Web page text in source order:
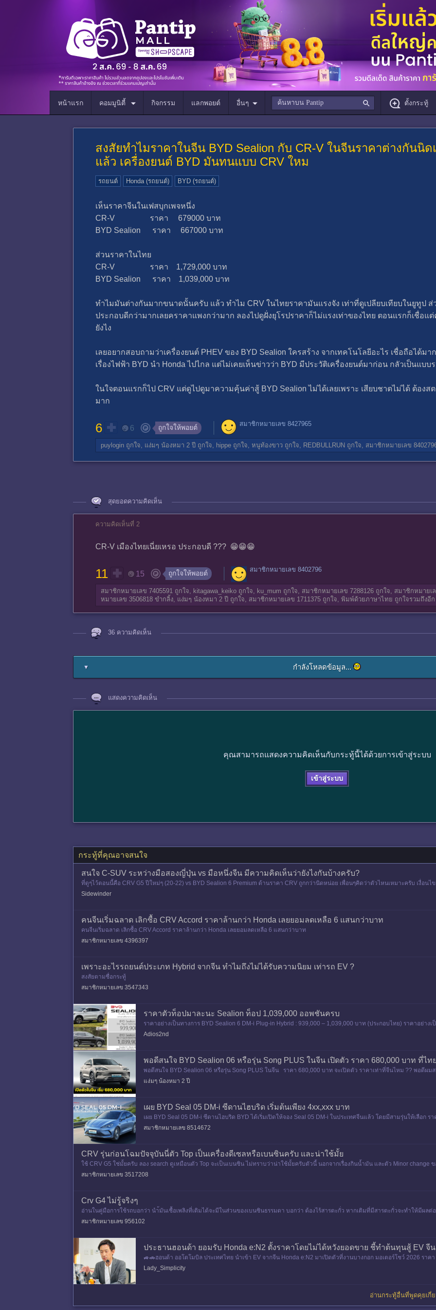
หน้าแรก คอมมูนิตี้ กิจกรรม แลกพอยต์ อื่นๆ ตั้งกระทู้
สงสัยทำไมราคาในจีน BYD Sealion กับ CR-V ในจีนราคาต่างกันนิ
แล้ว เครื่องยนต์ BYD มันทนแบบ CRV ใหม
รถยนต์ Honda (รถยนต์) BYD (รถยนต์)
เห็นราคาจีนในเฟสบุกเพจหนึ่ง
CR-V ราคา 679000 บาท
BYD Sealion ราคา 667000 บาท
ส่วนราคาในไทย
CR-V ราคา 1,729,000 บาท
BYD Sealion ราคา 1,039,000 บาท
ทำไมมันต่างกันมากขนาดนั้นครับ แล้ว ทำไม CRV ในไทยราคามันแรงจัง เท่าที่ดูเปลียบเทียบในยูทูป
ประกอบดีกว่ามากเลยคราคาแพงกว่ามาก ลองไปดูฝั่งยุโรปราคาก็ไม่แรงเท่าของไทย ตอนแรกก็เชื่อแ
ยังไง
เลยอยากสอบถามว่าเครื่องยนต์ PHEV ของ BYD Sealion ใครสร้าง จากเทคโนโลยีอะไร เชื่อถือได้ม
เรื่องไฟฟ้า BYD นำ Honda ไปไกล แต่ไม่เคยเห็นข่าวว่า BYD มีประวัติเครื่องยนต์มาก่อน กลัวเป็นแบ
ในใจตอนแรกก็ไป CRV แต่ดูไปดูมาความคุ้นค่าสู้ BYD Sealion ไม่ได้เลยเพราะ เสียบชาตไม่ได้ ต้อง
มาก
6 6 ถูกใจให้พอยต์ สมาชิกหมายเลข 8427965
puylogin ถูกใจ, แง่มๆ น้องหมา 2 ปี ถูกใจ, hippe ถูกใจ, หนูท้องขาว ถูกใจ, REDBULLRUN ถูกใจ, สมาชิกหมายเลข
สุดยอดความคิดเห็น
ความคิดเห็นที่ 2
CR-V เมืองไทยเนี่ยเหรอ ประกอบดี ??? 😁😁😁
11 15 ถูกใจให้พอยต์ สมาชิกหมายเลข 8402796
สมาชิกหมายเลข 7405591 ถูกใจ, kitagawa_keiko ถูกใจ, ku_mum ถูกใจ, สมาชิกหมายเลข 7288126 ถูกใจ, สมาชิกหมายเ
หมายเลข 3506818 ขำกลิ้ง, แง่มๆ น้องหมา 2 ปี ถูกใจ, สมาชิกหมายเลข 1711375 ถูกใจ, พิมพ์ด้วยภาษาไทย ถูกใจรวมถึงอี
36 ความคิดเห็น
▼ กำลังโหลดข้อมูล...
แสดงความคิดเห็น
คุณสามารถแสดงความคิดเห็นกับกระทู้นี้ได้ด้วยการเข้าสู่ระบบ
เข้าสู่ระบบ
กระทู้ที่คุณอาจสนใจ
สนใจ C-SUV ระหว่างมือสองญี่ปุ่น vs มือหนึ่งจีน มีความคิดเห็นว่ายังไงกันบ้างครับ?
ที่ดูๆไว้ตอนนี้คือ CRV G5 ปีใหม่ๆ (20-22) vs BYD Sealion 6 Premium ด้านราคา CRV ถูกกว่านิดหน่อย เพื่อนๆคิดว่าตัวไหนเหมาะครับ เงื่อน
อก ภาคกลาง ภาคใต
Sidewinder
คนจีนเริ่มฉลาด เลิกซื้อ CRV Accord ราคาล้านกว่า Honda เลยยอมลดเหลือ 6 แสนกว่าบาท
คนจีนเริ่มฉลาด เลิกซื้อ CRV Accord ราคาล้านกว่า Honda เลยยอมลดเหลือ 6 แสนกว่าบาท
สมาชิกหมายเลข 4396397
เพราะอะไรรถยนต์ประเภท Hybrid จากจีน ทำไมถึงไม่ได้รับความนิยม เท่ารถ EV ?
สงสัยตามชื่อกระทู้
สมาชิกหมายเลข 3547343
ราคาตัวท็อปมาละนะ Sealion ท็อป 1,039,000 ออพชันครบ
ราคาอย่างเป็นทางการ BYD Sealion 6 DM-i Plug-in Hybrid : 939,000 – 1,039,000 บาท (ประกอบไทย) ราคาอย่าง
namic 939,90
Adios2nd
พอดีสนใจ BYD Sealion 06 หรือรุ่น Song PLUS ในจีน เปิดตัว ราคา 680,000 บาท ที่ไ
พอดีสนใจ BYD Sealion 06 หรือรุ่น Song PLUS ในจีน ราคา 680,000 บาท จะเปิดตัว ราคาเท่าที่จีนไหม ?? พอดีผม
แง่มๆ น้องหมา 2 ปี
เผย BYD Seal 05 DM-i ซีดานไฮบริด เริ่มต้นเพียง 4xx,xxx บาท
เผย BYD Seal 05 DM-i ซีดานไฮบริด BYD ได้เริ่มเปิดให้จอง Seal 05 DM-i ในประเทศจีนแล้ว โดยมีสามรุ่นให้เลือก
00 - 520,000 บาท) นี่เป็นรุ่นที่ห้าในตระกูล
สมาชิกหมายเลข 8514672
CRV รุ่นก่อนโฉมปัจจุบันนี่ตัว Top เป็นเครื่องดีเซลหรือเบนซินครับ และน่าใช้มั้ย
ใช้ CRV G5 ใช่มั้ยครับ ลอง search ดูเหมือนตัว Top จะเป็นเบนซิน ไม่ทราบว่าน่าใช้มั้ยครับตัวนี้ นอกจากเรื่องกินน้ำมัน และตัว Minor change
สมาชิกหมายเลข 3517208
Crv G4 ไม่รู้จริงๆ
อ่านในคู่มือการใช้รถบอกว่า นำ้มันเชื้อเพลิงที่เติมได้จะมีในส่วนของเบนซินธรรมดา บอกว่า ต้องไร้สารตะกั่ว หากเติมที่มีสารตะกั่วจะทำให้มีผล
ดาที่ขายตามปั
สมาชิกหมายเลข 956102
ประธานฮอนด้า ยอมรับ Honda e:N2 ตั้งราคาโดยไม่ได้หวังยอดขาย ชี้ทำต้นทุนสู้ EV จี
🚙🚗ฮอนด้า ออโตโมบิล ประเทศไทย นำเข้า EV จากจีน Honda e:N2 มาเปิดตัวที่งานบางกอก มอเตอร์โชว์ 2026 รา
เป็นราคาที่สูงเกินไป เมื่อเทียบกับคู่แข่งจากจีน
Lady_Simplicity
อ่านกระทู้อื่นที่พูดคุยเกี่